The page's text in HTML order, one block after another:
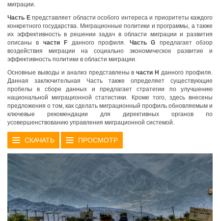
миграции.
Часть Епредставляет области особого интереса и приоритеты каждого
конкретного государства. Миграционные политики и программы, а также
их эффективность в решении задач в области миграции и развития
описаны в части F данного профиля. ЧастьG предлагает обзор
воздействия миграции на социально экономическое развитие и
эффективность политики в области миграции.
Основные выводы и анализ представлены вчасти H данного профиля.
Данная заключительная Часть также определяет существующие
пробелы в сборе данных и предлагает стратегии по улучшению
национальной миграционной статистики. Кроме того, здесь внесены
предложения о том, как сделать миграционный профиль обновляемым и
ключевые рекомендации для директивных органов по
усовершенствованию управления миграционной системой.
СКАЧАТЬ ПРОСМОТР